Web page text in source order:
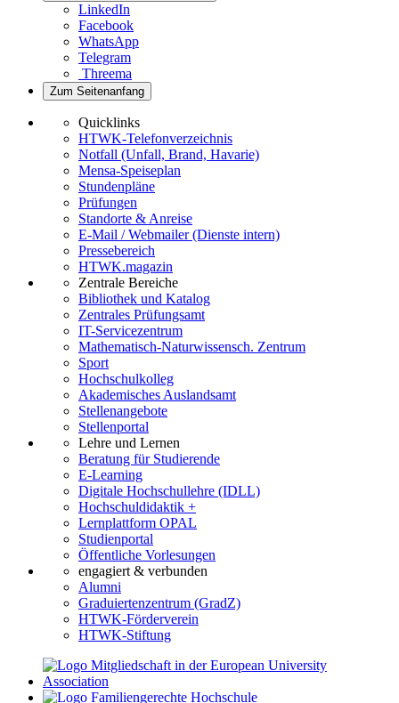
LinkedIn
Facebook
WhatsApp
Telegram
Threema
Zum Seitenanfang
Quicklinks
HTWK-Telefonverzeichnis
Notfall (Unfall, Brand, Havarie)
Mensa-Speiseplan
Stundenpläne
Prüfungen
Standorte & Anreise
E-Mail / Webmailer (Dienste intern)
Pressebereich
HTWK.magazin
Zentrale Bereiche
Bibliothek und Katalog
Zentrales Prüfungsamt
IT-Servicezentrum
Mathematisch-Naturwissensch. Zentrum
Sport
Hochschulkolleg
Akademisches Auslandsamt
Stellenangebote
Stellenportal
Lehre und Lernen
Beratung für Studierende
E-Learning
Digitale Hochschullehre (IDLL)
Hochschuldidaktik +
Lernplattform OPAL
Studienportal
Öffentliche Vorlesungen
engagiert & verbunden
Alumni
Graduiertenzentrum (GradZ)
HTWK-Förderverein
HTWK-Stiftung